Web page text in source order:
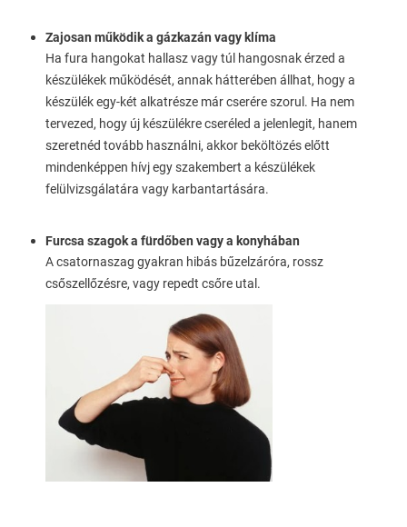
Zajosan működik a gázkazán vagy klíma
Ha fura hangokat hallasz vagy túl hangosnak érzed a
készülékek működését, annak hátterében állhat, hogy a
készülék egy-két alkatrésze már cserére szorul. Ha nem
tervezed, hogy új készülékre cseréled a jelenlegit, hanem
szeretnéd tovább használni, akkor beköltözés előtt
mindenképpen hívj egy szakembert a készülékek
felülvizsgálatára vagy karbantartására.
Furcsa szagok a fürdőben vagy a konyhában
A csatornaszag gyakran hibás bűzelzáróra, rossz
csőszellőzésre, vagy repedt csőre utal.